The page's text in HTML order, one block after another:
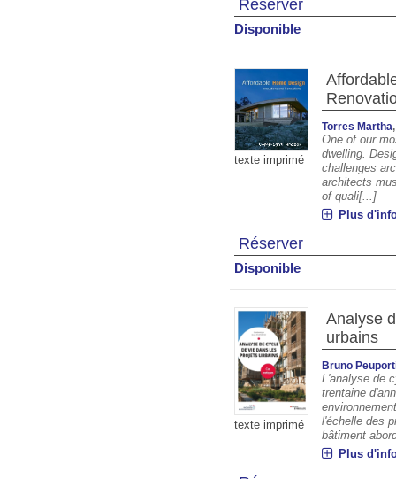
Réserver
Disponible
texte imprimé
Torres Martha
One of our
dwelling.
challenges
architects
of quali[...]
Plus
Réserver
Disponible
texte imprimé
Analyse
urbains
Bruno
L'analyse de
trentaine
l'échelle des
bâtiment
Plus